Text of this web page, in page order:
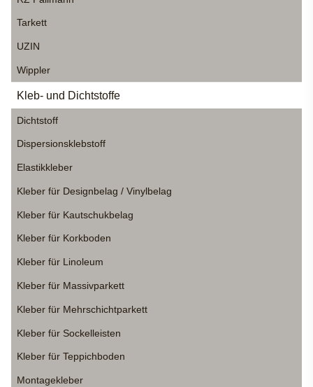
Tarkett
UZIN
Wippler
Kleb- und Dichtstoffe
Dichtstoff
Dispersionsklebstoff
Elastikkleber
Kleber für Designbelag / Vinylbelag
Kleber für Kautschukbelag
Kleber für Korkboden
Kleber für Linoleum
Kleber für Massivparkett
Kleber für Mehrschichtparkett
Kleber für Sockelleisten
Kleber für Teppichboden
Montagekleber